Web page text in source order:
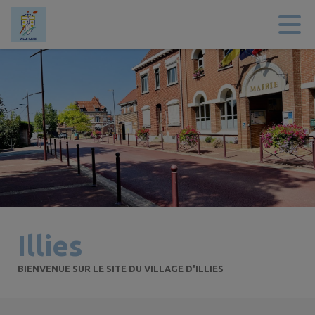
Contenu
Illies
BIENVENUE SUR LE SITE DU VILLAGE D'ILLIES